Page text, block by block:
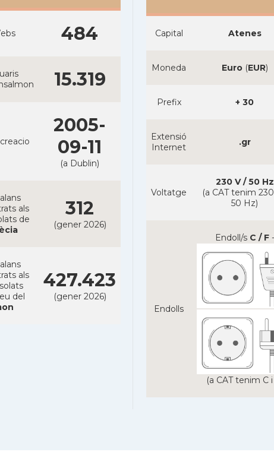
484
15.319
2005-
09-11
(a Dublin)
als
de
312
(gener 2026)
als
del
427.423
(gener 2026)
Capital Atenes
Moneda Euro(EUR)
Prefix + 30
Extensió
Internet
.gr
Voltatge
230 V / 50 Hz
(a CAT tenim
50 Hz)
Endolls
Endoll/s C / F-
(a CAT tenim C i